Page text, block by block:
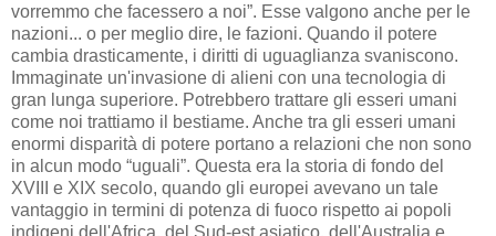
vorremmo che facessero a noi”. Esse valgono anche per le
nazioni... o per meglio dire, le fazioni. Quando il potere
cambia drasticamente, i diritti di uguaglianza svaniscono.
Immaginate un'invasione di alieni con una tecnologia di
gran lunga superiore. Potrebbero trattare gli esseri umani
come noi trattiamo il bestiame. Anche tra gli esseri umani
enormi disparità di potere portano a relazioni che non sono
in alcun modo “uguali”. Questa era la storia di fondo del
XVIII e XIX secolo, quando gli europei avevano un tale
vantaggio in termini di potenza di fuoco rispetto ai popoli
indigeni dell'Africa, del Sud-est asiatico, dell'Australia e